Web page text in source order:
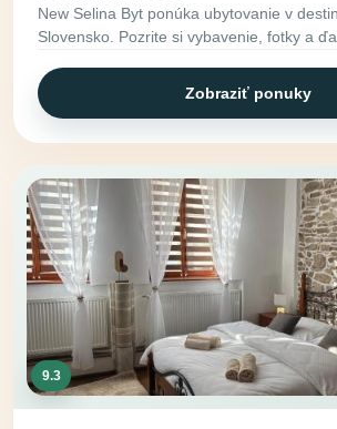
New Selina Byt ponúka ubytovanie v
Slovensko. Pozrite si vybavenie, fotky a
Zobraziť ponuky
9.3